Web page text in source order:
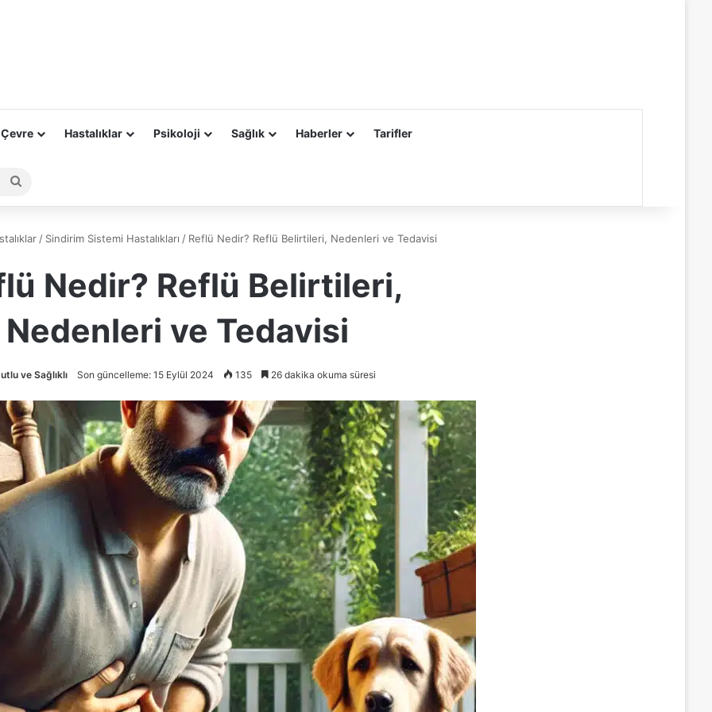
Hastalıklar Psikoloji Sağlık Haberler Tarifler
yap
...
/ Sindirim Sistemi Hastalıkları / Reflü Nedir? Reflü Belirtileri, Nedenleri ve Tedavisi
Nedir? Reflü Belirtileri,
Nedenleri ve Tedavisi
ve Sağlıklı Son güncelleme: 15 Eylül 2024 135 26 dakika okuma süresi